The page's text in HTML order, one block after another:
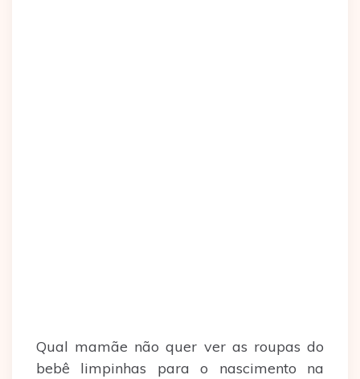
Qual mamãe não quer ver as roupas do
bebê limpinhas para o nascimento na